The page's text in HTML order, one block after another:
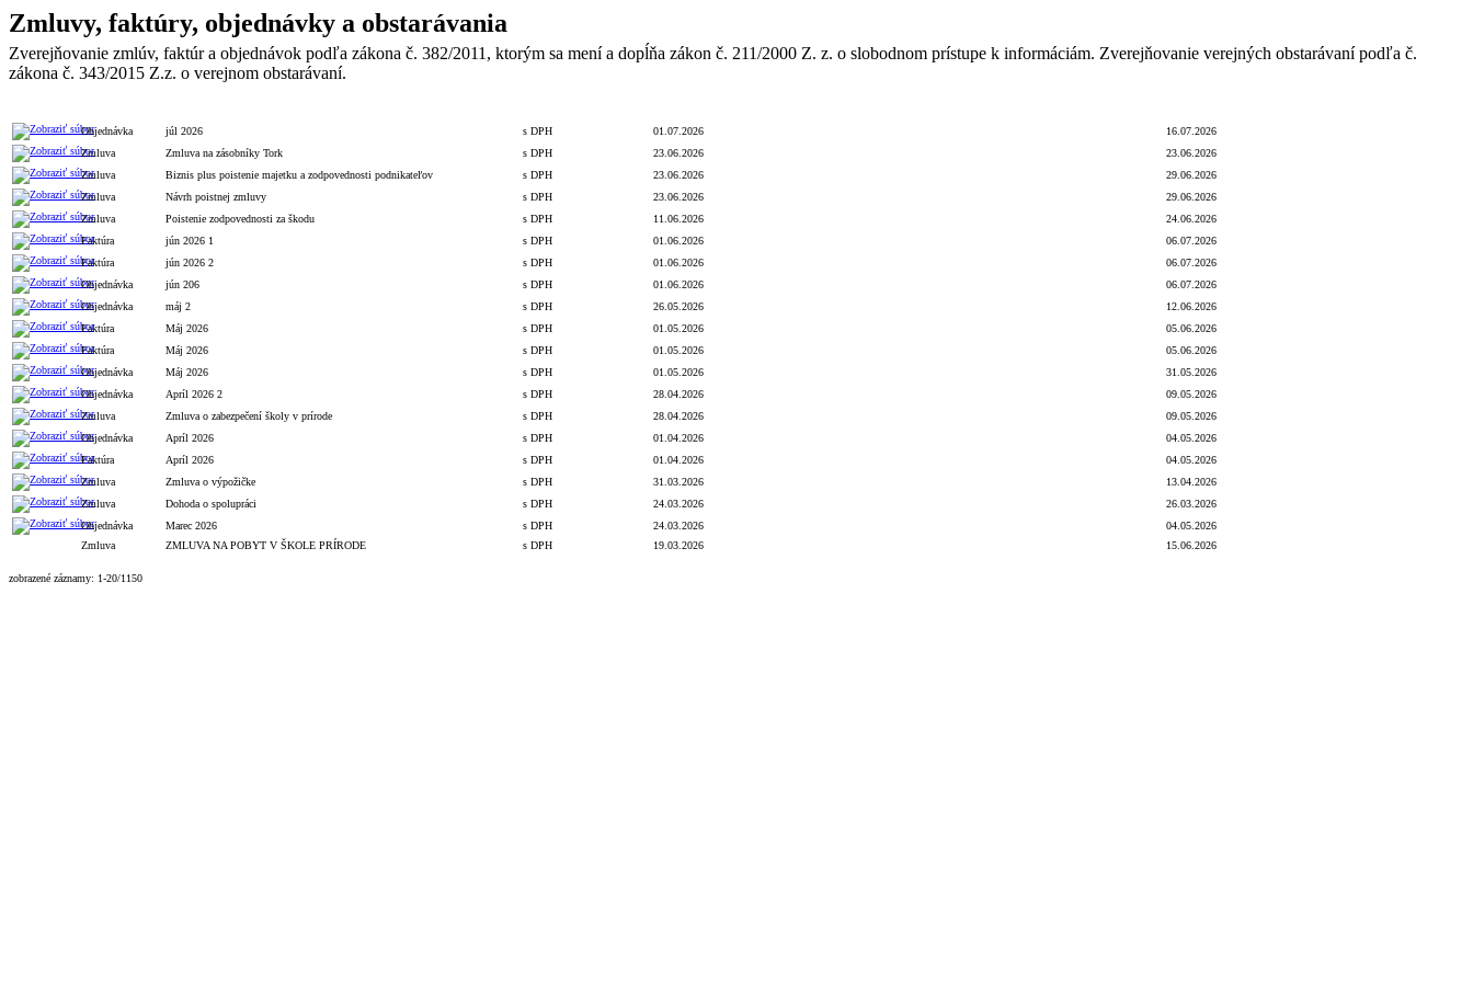
Zmluvy, faktúry, objednávky a obstarávania
Zverejňovanie zmlúv, faktúr a objednávok podľa zákona č. 382/2011, ktorým sa mení a dopĺňa zákon č. 211/2000 Z. z. o slobodnom prístupe k informáciám. Zverejňovanie verejných obstarávaní podľa č.
zákona č. 343/2015 Z.z. o verejnom obstarávaní.
Objednávka
júl 2026 s DPH 01.07.2026
16.07.2026
Zmluva
Zmluva na zásobníky Tork s DPH 23.06.2026
23.06.2026
Zmluva
Biznis plus poistenie majetku a zodpovednosti podnikateľov s DPH 23.06.2026
29.06.2026
Zmluva
Návrh poistnej zmluvy s DPH 23.06.2026
29.06.2026
Zmluva
Poistenie zodpovednosti za škodu s DPH 11.06.2026
24.06.2026
Faktúra
jún 2026 1 s DPH 01.06.2026
06.07.2026
Faktúra
jún 2026 2 s DPH 01.06.2026
06.07.2026
Objednávka
jún 206 s DPH 01.06.2026
06.07.2026
Objednávka
máj 2 s DPH 26.05.2026
12.06.2026
Faktúra
Máj 2026 s DPH 01.05.2026
05.06.2026
Faktúra
Máj 2026 s DPH 01.05.2026
05.06.2026
Objednávka
Máj 2026 s DPH 01.05.2026
31.05.2026
Objednávka
Apríl 2026 2 s DPH 28.04.2026
09.05.2026
Zmluva
Zmluva o zabezpečení školy v prírode s DPH 28.04.2026
09.05.2026
Objednávka
Apríl 2026 s DPH 01.04.2026
04.05.2026
Faktúra
Apríl 2026 s DPH 01.04.2026
04.05.2026
Zmluva
Zmluva o výpožičke s DPH 31.03.2026
13.04.2026
Zmluva
Dohoda o spolupráci s DPH 24.03.2026
26.03.2026
Objednávka
Marec 2026 s DPH 24.03.2026
04.05.2026
Zmluva
ZMLUVA NA POBYT V ŠKOLE PRÍRODE s DPH 19.03.2026 15.06.2026
zobrazené záznamy: 1-20/1150